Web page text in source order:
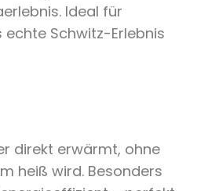
Ideal für
echte Schwitz-Erlebnis
direkt erwärmt, ohne
heiß wird. Besonders